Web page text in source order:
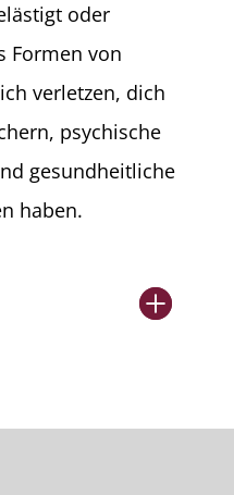
oder
Formen von
verletzen, dich
psychische
gesundheitliche
haben.